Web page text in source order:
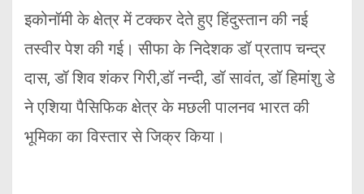
इकोनॉमी के क्षेत्र में टक्कर देते हुए हिंदुस्तान की नई
तस्वीर पेश की गई। सीफा के निदेशक डॉ प्रताप चन्द्र
दास, डॉ शिव शंकर गिरी,डॉ नन्दी, डॉ सावंत, डॉ हिमांशु डे
ने एशिया पैसिफिक क्षेत्र के मछली पालनव भारत की
भूमिका का विस्तार से जिक्र किया।